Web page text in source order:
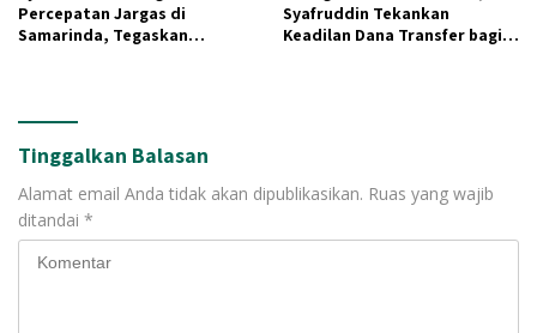
Percepatan Jargas di
Samarinda, Tegaskan
Syafruddin Tekankan
Keadilan Dana Transfer bagi
Tinggalkan Balasan
Alamat email Anda tidak akan dipublikasikan. Ruas yang wajib
ditandai *